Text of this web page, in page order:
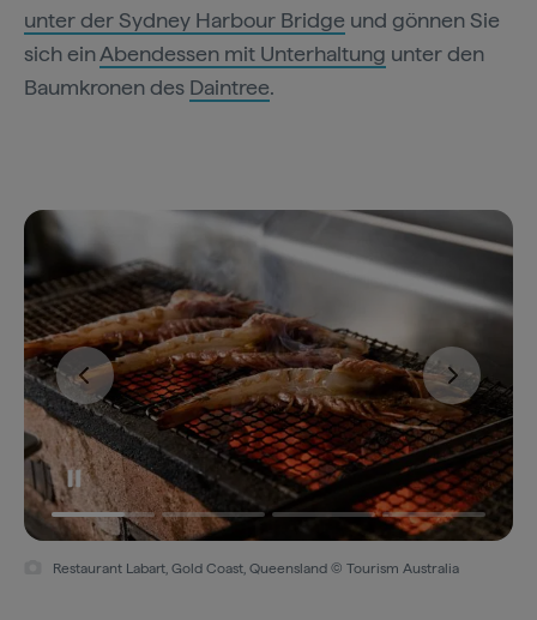
unter der Sydney Harbour Bridge und gönnen Sie
sich einAbendessen mit Unterhaltung unter den
Baumkronen des Daintree.
Restaurant Labart, Gold Coast, Queensland © Tourism Australia